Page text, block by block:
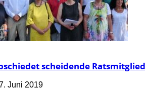
scheidende
Juni 2019